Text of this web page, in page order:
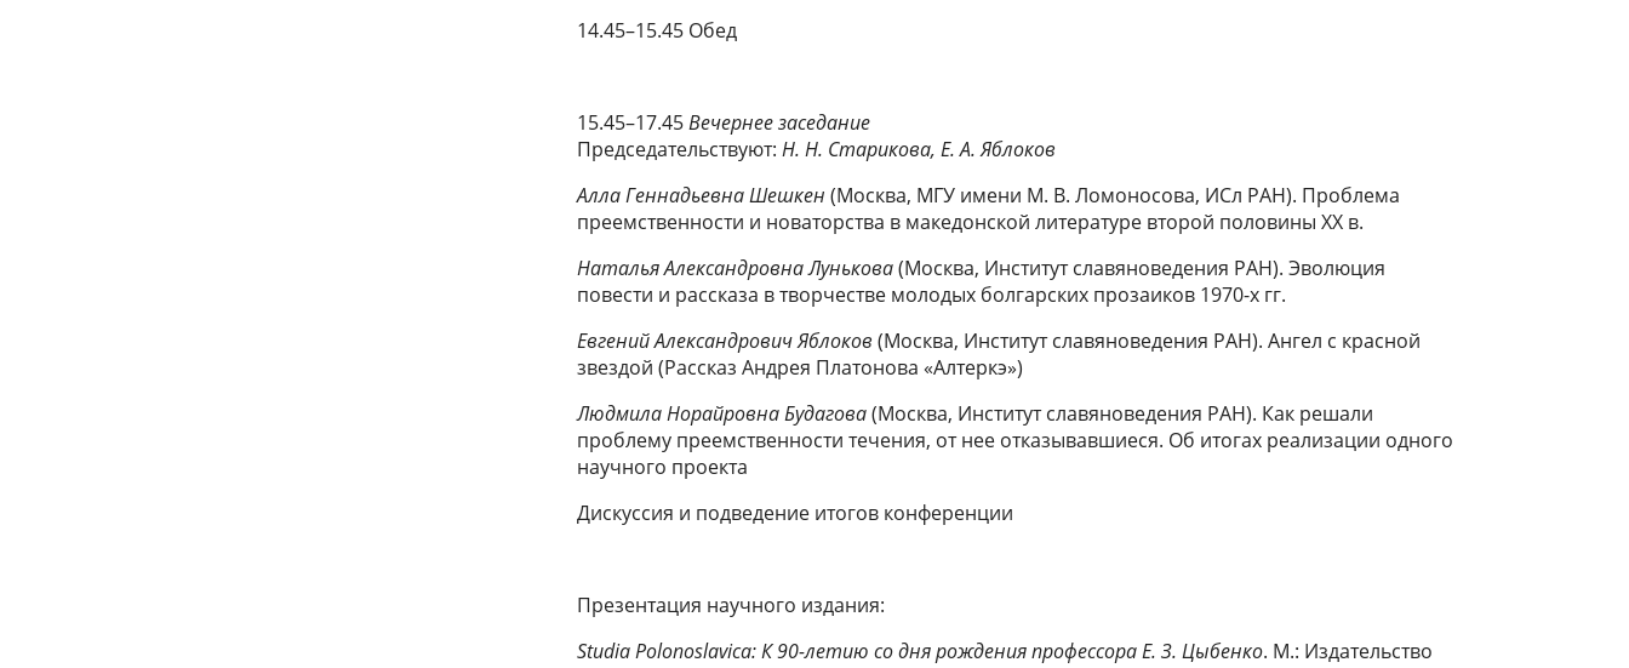
14.45–15.45 Обед
15.45–17.45Вечернее заседание
Председательствуют: Н. Н. Старикова, Е. А. Яблоков
Алла Геннадьевна Шешкен (Москва, МГУ имени М. В. Ломоносова, ИСл РАН). Проблема
преемственности и новаторства в македонской литературе второй половины ХХ в.
Наталья Александровна Лунькова(Москва, Институт славяноведения РАН). Эволюция
повести и рассказа в творчестве молодых болгарских прозаиков 1970-х гг.
Евгений Александрович Яблоков (Москва, Институт славяноведения РАН). Ангел с красной
звездой (Рассказ Андрея Платонова «Алтеркэ»)
Людмила Норайровна Будагова(Москва, Институт славяноведения РАН). Как решали
проблему преемственности течения, от нее отказывавшиеся. Об итогах реализации одного
научного проекта
Дискуссия и подведение итогов конференции
Презентация научного издания:
Studia Polonoslavica: К 90-летию со дня рождения профессора Е. З. Цыбенко. М.: Издательство